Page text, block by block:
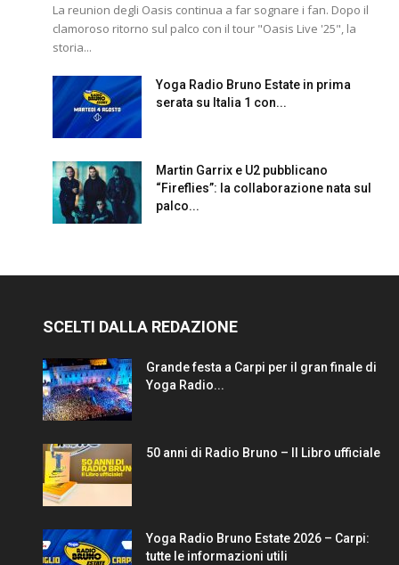
La reunion degli Oasis continua a far sognare i fan. Dopo il
clamoroso ritorno sul palco con il tour "Oasis Live '25", la
storia...
Yoga Radio Bruno Estate in prima
serata su Italia 1 con...
Martin Garrix e U2 pubblicano
“Fireflies”: la collaborazione nata sul
palco...
SCELTI DALLA REDAZIONE
Grande festa a Carpi per il gran finale di
Yoga Radio...
50 anni di Radio Bruno – Il Libro ufficiale
Yoga Radio Bruno Estate 2026 – Carpi:
tutte le informazioni utili